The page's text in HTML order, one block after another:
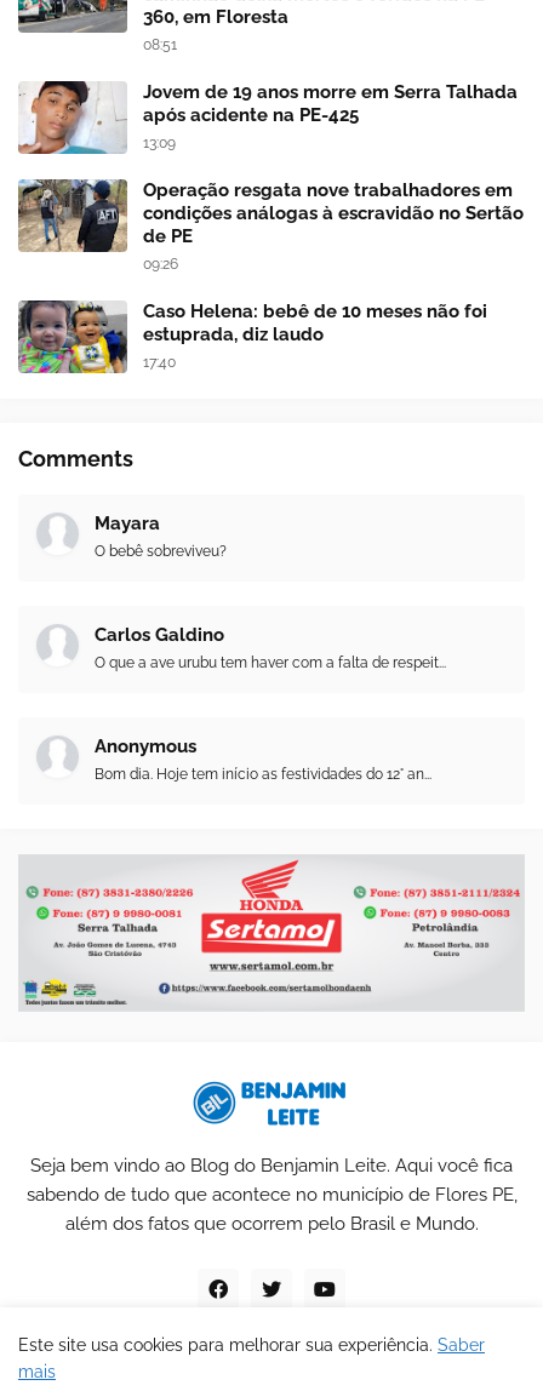
360, em Floresta
08:51
Jovem de 19 anos morre em Serra Talhada
após acidente na PE-425
13:09
Operação resgata nove trabalhadores em
condições análogas à escravidão no Sertão
de PE
09:26
Caso Helena: bebê de 10 meses não foi
estuprada, diz laudo
17:40
Comments
Mayara
O bebê sobreviveu?
Carlos Galdino
O que a ave urubu tem haver com a falta de respeit...
Anonymous
Bom dia. Hoje tem início as festividades do 12° an...
Seja bem vindo ao Blog do Benjamin Leite. Aqui você fica
sabendo de tudo que acontece no município de Flores PE,
além dos fatos que ocorrem pelo Brasil e Mundo.
Este site usa cookies para melhorar sua experiência. Saber
mais